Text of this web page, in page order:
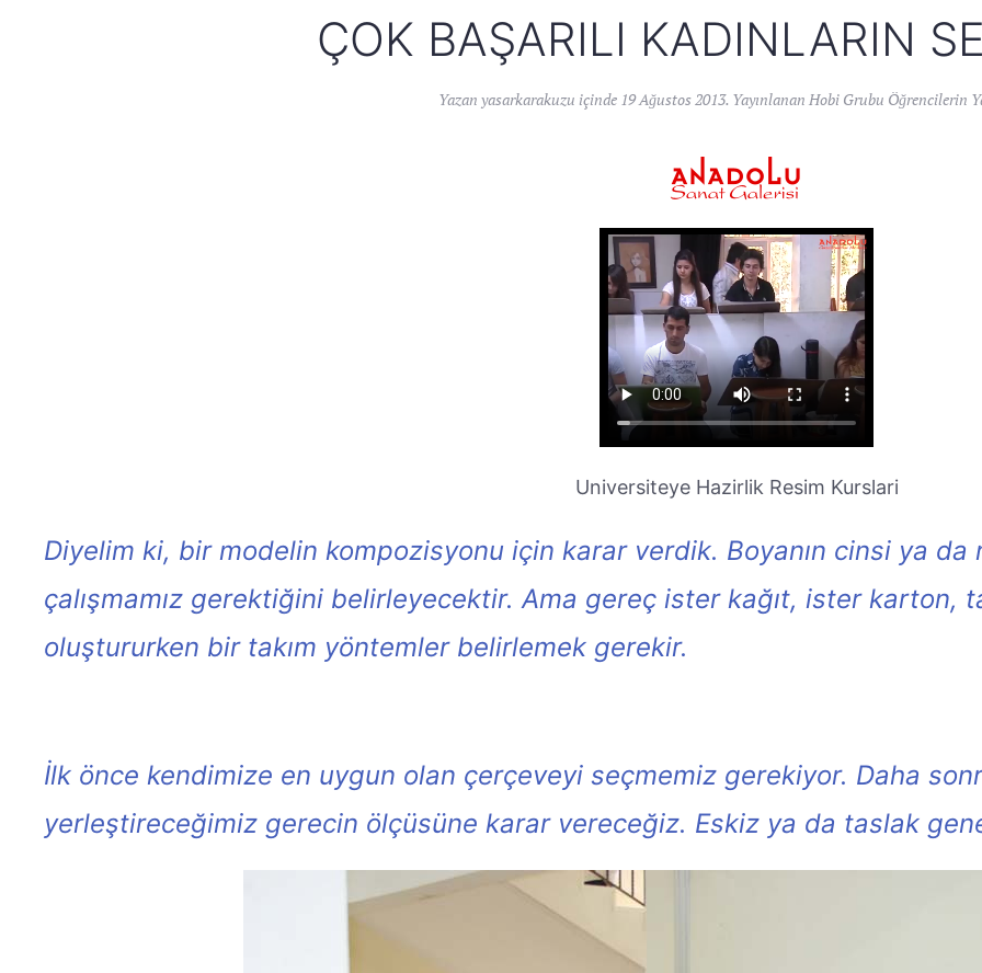
ÇOK BAŞARILI KADINLARIN
Yazan yasarkarakuzu içinde 19 Ağustos 2013. Yayınlanan Hobi Grubu Öğrencilerin
Universiteye Hazirlik Resim Kurslari
Diyelim ki, bir modelin kompozisyonu için karar verdik. Boyanın cinsi ya
çalışmamız gerektiğini belirleyecektir. Ama gereç ister kağıt, ister karton,
oluştururken bir takım yöntemler belirlemek gerekir.
İlk önce kendimize en uygun olan çerçeveyi seçmemiz gerekiyor. Daha
yerleştireceğimiz gerecin ölçüsüne karar vereceğiz. Eskiz ya da taslak